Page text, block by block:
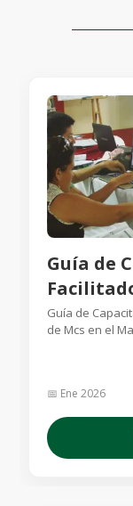
Guía de
de Mcs
Guía de
de Mcs en el
📅 Ene 2026